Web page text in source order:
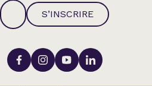
S’INSCRIRE